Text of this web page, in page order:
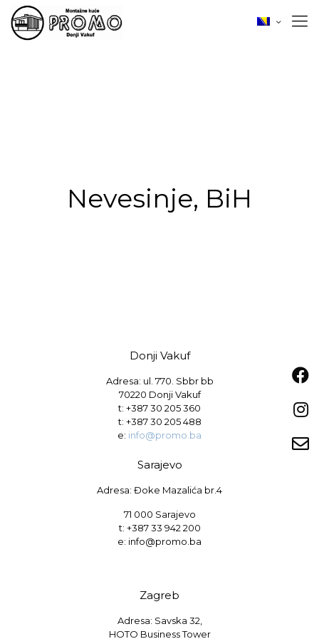
Nevesinje, BiH
Donji Vakuf
Adresa: ul. 770. Sbbr bb
70220 Donji Vakuf
t: +387 30 205 360
t: +387 30 205 488
e: info@promo.ba
Sarajevo
Adresa: Đoke Mazalića br.4
71 000 Sarajevo
t: +387 33 942 200
e: info@promo.ba
Zagreb
Adresa: Savska 32,
HOTO Business Tower